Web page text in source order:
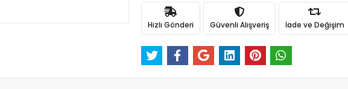
Hızlı Gönderi Güvenli Alışveriş İade ve Değişim